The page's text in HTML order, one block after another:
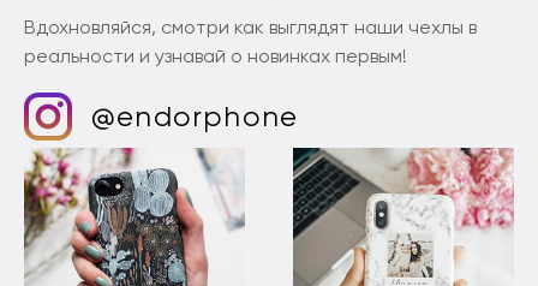
Вдохновляйся, смотри как выглядят наши чехлы в
реальности и узнавай о новинках первым!
@endorphone